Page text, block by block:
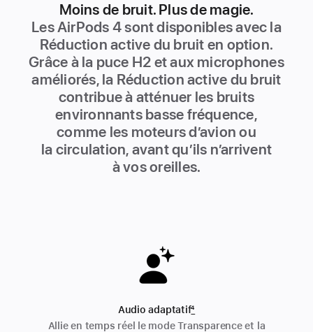
Entendez ce qui
vous chante.
Moins de bruit. Plus de magie.
Les AirPods 4 sont disponibles avec la
Réduction active du bruit en option.
Grâce à la puce H2 et aux microphones
améliorés, la Réduction active du bruit
contribue à atténuer les bruits
environnants basse fréquence,
comme les moteurs d’avion ou
la circulation, avant qu’ils n’arrivent
à vos oreilles.
Audio adaptatif4
Allie en temps réel le mode Transparence et la